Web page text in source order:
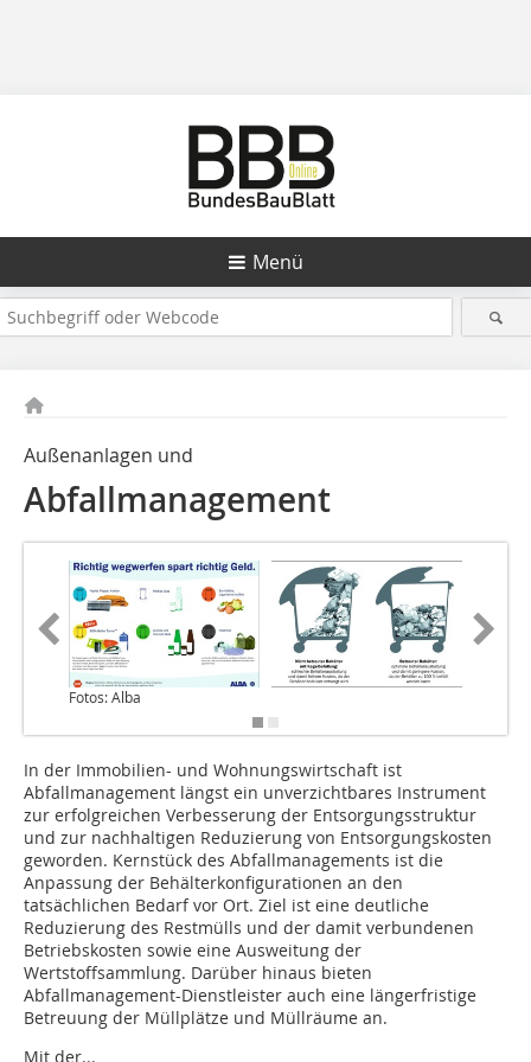
Menü
Außenanlagen und
Abfallmanagement
Fotos: Alba
In der Immobilien- und Wohnungswirtschaft ist
Abfallmanagement längst ein unverzichtbares Instrument
zur erfolgreichen Verbesserung der Entsorgungsstruktur
und zur nachhaltigen Reduzierung von Entsorgungskosten
geworden. Kernstück des Abfallmanagements ist die
Anpassung der Behälterkonfigurationen an den
tatsächlichen Bedarf vor Ort. Ziel ist eine deutliche
Reduzierung des Restmülls und der damit verbundenen
Betriebskosten sowie eine Ausweitung der
Wertstoffsammlung. Darüber hinaus bieten
Abfallmanagement-Dienstleister auch eine längerfristige
Betreuung der Müllplätze und Müllräume an.
Mit der...